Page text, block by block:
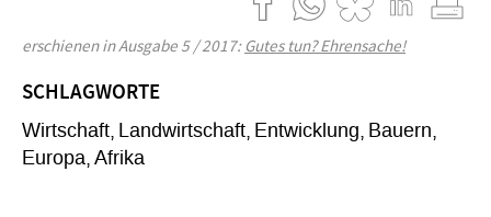
erschienen in Ausgabe 5 / 2017: Gutes tun? Ehrensache!
SCHLAGWORTE
Wirtschaft Landwirtschaft Entwicklung Bauern
Europa Afrika